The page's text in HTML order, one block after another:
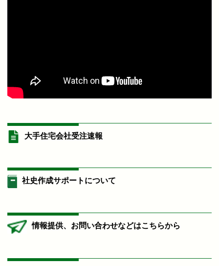
大手住宅会社受注速報
社史作成サポートについて
情報提供、お問い合わせなどはこちらから